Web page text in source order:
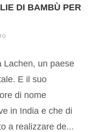
DI BAMBÙ PER
Lachen, un paese
E il suo
di nome
in India e che di
a realizzare de...